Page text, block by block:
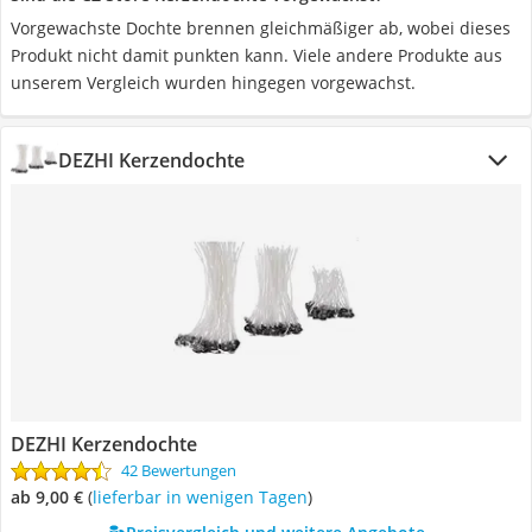
Vorgewachste Dochte brennen gleichmäßiger ab, wobei dieses
Produkt nicht damit punkten kann. Viele andere Produkte aus
unserem Vergleich wurden hingegen vorgewachst.
DEZHI Kerzendochte
DEZHI Kerzendochte
42 Bewertungen
ab 9,00 € ( Lieferbar in wenigen Tagen)